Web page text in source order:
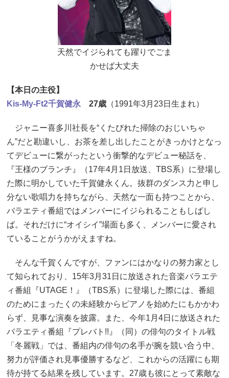
天然でイジられても躍りでごま
かせば大丈夫
【本日の主役】
Kis-My-Ft2千賀健永 27歳 （1991年3月23日生まれ）
ジャニー喜多川社長を“くたびれた掃除のおじいちゃ
ん”だと勘違いし、お茶を差し出したことがきっかけとなっ
てデビューに繋がったという衝撃的なデビュー秘話を、
『王様のブランチ』（17年4月1日放送、TBS系）に登場し
た際に明かしていた千賀健永くん。抜群のダンス力と申し
分ない歌唱力を持ちながら、天然な一面も持つことから、
バラエティ番組ではメンバーにイジられることもしばし
ば。それだけに“オイシイ”場面も多く、メンバーに愛され
ていることがうかがえますね。
そんな千賀くんですが、ファンにはかなりの努力家とし
て知られており、15年3月31日に放送された音楽バラエテ
ィ番組『UTAGE！』（TBS系）に登場した際には、番組
のためにまったくの未経験からピアノを始めたにもかかわ
らず、見事な演奏を披露。また、今年1月4日に放送された
バラエティ番組『プレバト!!』（同）の俳句のタイトル戦
「冬麗戦」では、番組内の俳句の名手が腕を競い合う中、
努力が評価され見事優勝するなど、これからの活躍にも期
待が持てる結果を残しています。27歳も彼にとって素敵な